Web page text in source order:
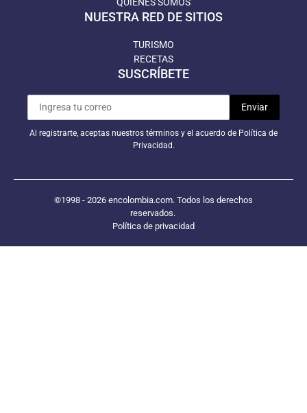
NUESTRA RED DE SITIOS
TURISMO
RECETAS
SUSCRÍBETE
Al registrarte, aceptas nuestros términos y el acuerdo de Política de
Privacidad.
©1998 - 2026 encolombia.com. Todos los derechos
reservados.
Política de privacidad